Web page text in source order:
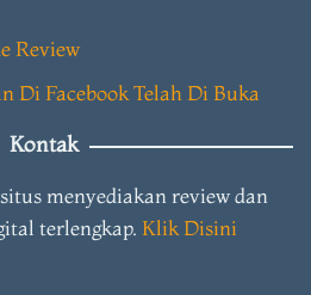
Review
Di Facebook Telah Di Buka
Kontak
menyediakan review dan
terlengkap. Klik Disini